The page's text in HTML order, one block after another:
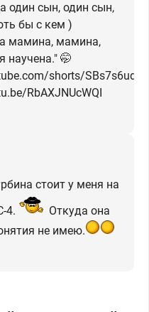
один сын, один сын,
бы с кем )
мамина, мамина,
научена." 🤭
shorts/
RbAXJNUcWQI
стоит у меня на
4.
Откуда она
не имею.